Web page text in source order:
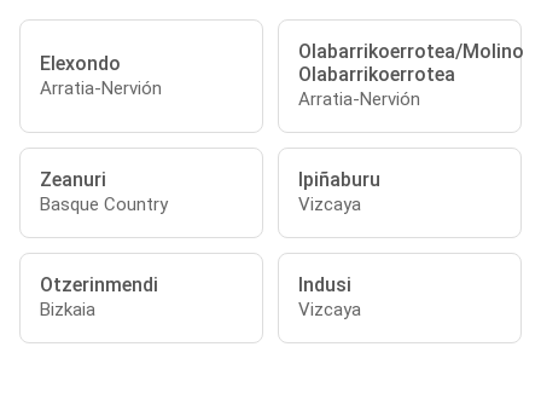
Elexondo
Arratia-Nervión
Olabarrikoerrotea/Molino
Olabarrikoerrotea
Arratia-Nervión
Zeanuri
Basque Country
Ipiñaburu
Vizcaya
Otzerinmendi
Bizkaia
Indusi
Vizcaya